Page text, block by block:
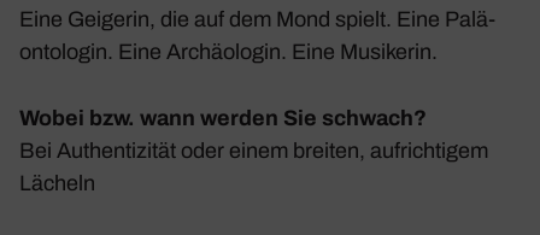
Eine Geigerin, die auf dem Mond spielt. Eine Palä­
on­to­login. Eine Archäo­login. Eine Musi­kerin.
Wobei bzw. wann werden Sie schwach?
Bei Authen­ti­zität oder einem breiten, aufrich­tigem
Lächeln